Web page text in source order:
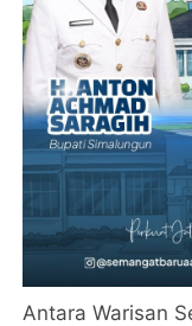
Antara Warisan